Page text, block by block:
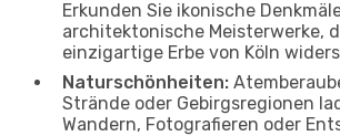
Erkunden Sie ikonische
architektonische Meisterwerke,
einzigartige Erbe von Köln
Naturschönheiten:
Strände oder Gebirgsregionen
Wandern, Fotografieren oder